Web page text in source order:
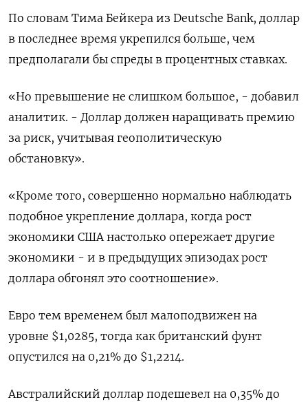
По словам Тима Бейкера из Deutsche Bank, доллар
в последнее время укрепился больше, чем
предполагали бы спреды в процентных ставках.
«Но превышение не слишком большое, - добавил
аналитик. - Доллар должен наращивать премию
за риск, учитывая геополитическую
обстановку».
«Кроме того, совершенно нормально наблюдать
подобное укрепление доллара, когда рост
экономики США настолько опережает другие
экономики - и в предыдущих эпизодах рост
доллара обгонял это соотношение».
Евро тем временем был малоподвижен на
уровне $1,0285​, тогда как британский фунт
опустился на 0,21% до $1,2214​.
Австралийский доллар подешевел на 0,35% до